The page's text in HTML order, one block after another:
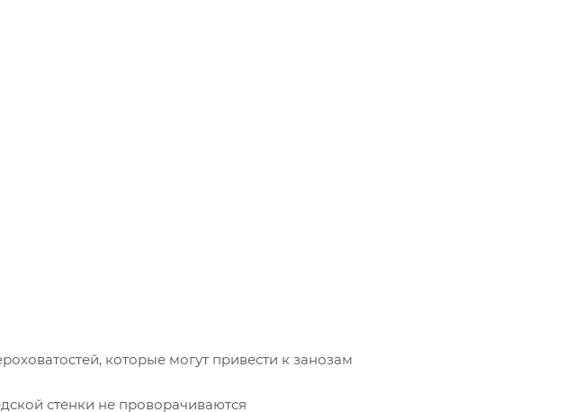
которые могут привести к занозам
стенки не проворачиваются